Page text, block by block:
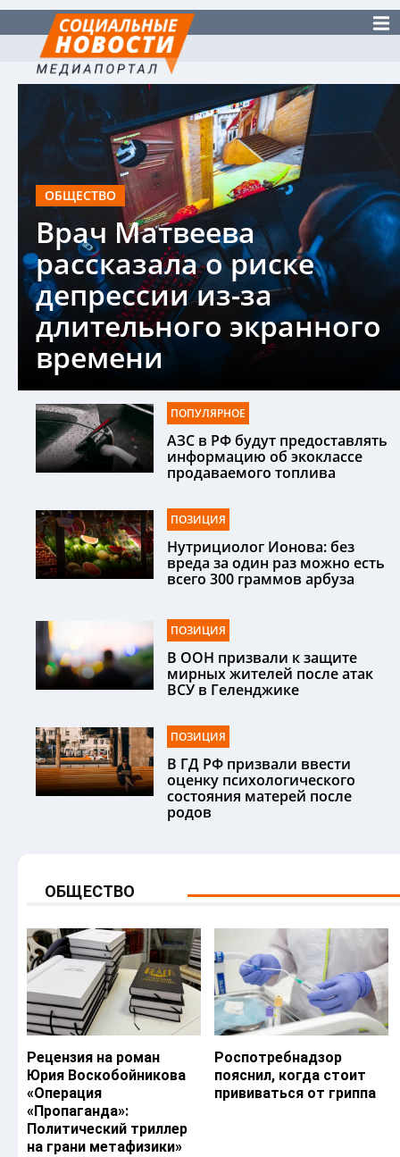
ОБЩЕСТВО
Врач Матвеева
рассказала о риске
депрессии из-за
длительного экранного
времени
ПОПУЛЯРНОЕ
АЗС в РФ будут предоставлять
информацию об экоклассе
продаваемого топлива
ПОЗИЦИЯ
Нутрициолог Ионова: без
вреда за один раз можно есть
всего 300 граммов арбуза
ПОЗИЦИЯ
В ООН призвали к защите
мирных жителей после атак
ВСУ в Геленджике
ПОЗИЦИЯ
В ГД РФ призвали ввести
оценку психологического
состояния матерей после
родов
ОБЩЕСТВО
Рецензия на роман
Юрия Воскобойникова
«Операция
«Пропаганда»:
Политический триллер
на грани метафизики»
Роспотребнадзор
пояснил, когда стоит
прививаться от гриппа